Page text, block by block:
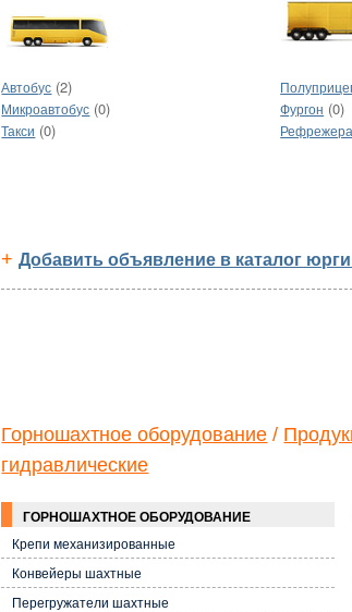
Автобус (2)
Микроавтобус (0)
Такси (0)
Фургон (0)
+Добавить объявление в каталог
Горношахтное оборудование /
гидравлические
ГОРНОШАХТНОЕ ОБОРУДОВАНИЕ
Крепи механизированные
Конвейеры шахтные
Перегружатели шахтные